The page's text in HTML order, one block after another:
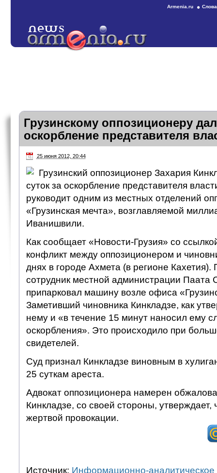
Armenia.ru
Грузинскому оппозиционеру
оскорбление представителя
25 июня 2012, 20:44
Грузинский оппозиционер Захария
суток за оскорбление представителя
руководит одним из местных отделений
«Грузинская мечта», возглавляемой
Иванишвили.
Как сообщает «Новости-Грузия» со
конфликт между оппозиционером и
днях в городе Ахмета (в регионе
сотрудник местной администрации Паата
припарковал машину возле офиса
Заметивший чиновника Кинкладзе, как
нему и «в течение 15 минут наносил ему
оскорбления». Это происходило при
свидетелей.
Суд признал Кинкладзе виновным в
25 суткам ареста.
Адвокат оппозиционера намерен
Кинкладзе, со своей стороны, утверждает,
жертвой провокации.
Источник: Информационно-аналитическое